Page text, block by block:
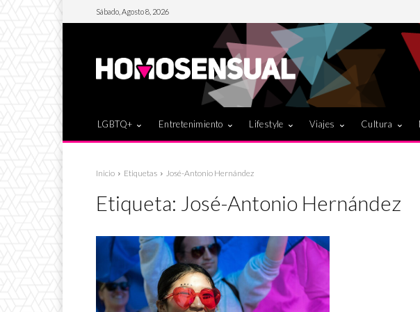
Sábado, Agosto 8, 2026
LGBTQ+ Entretenimiento Lifestyle Viajes Cultura
Inicio Etiquetas José-Antonio Hernández
Etiqueta: José-Antonio Hernández